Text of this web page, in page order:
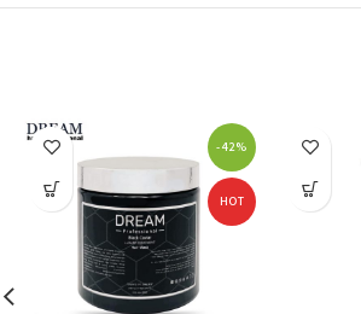
-42%
HOT